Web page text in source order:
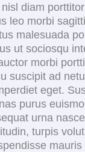
diam
leo morbi
malesuada
ut sociosqu
morbi
suscipit ad
eget.
purus
urna
turpis